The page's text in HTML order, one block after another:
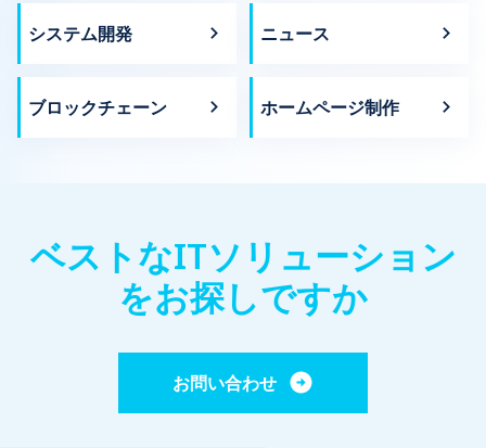
システム開発 ニュース
ブロックチェーン ホームページ制作
ベストなITソリューション
をお探しですか
お問い合わせ